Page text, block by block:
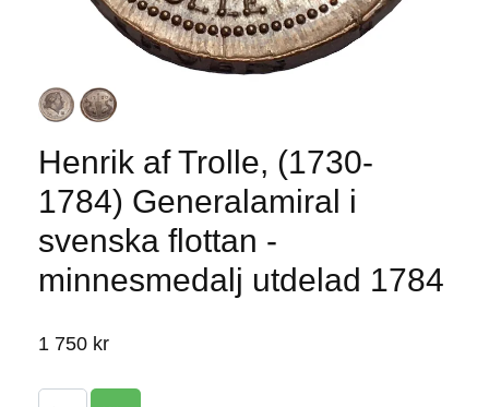
Henrik af Trolle, (1730-
1784) Generalamiral i
svenska flottan -
minnesmedalj utdelad 1784
1 750 kr